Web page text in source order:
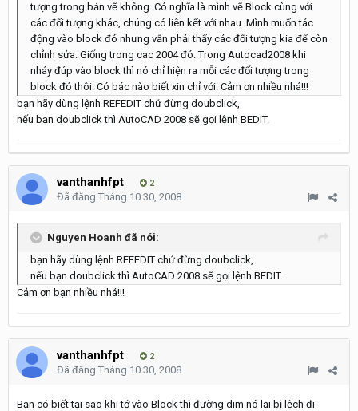
tượng trong bản vẽ không. Có nghĩa là mình vẽ Block cùng với
các đối tượng khác, chúng có liên kết với nhau. Mình muốn tác
động vào block đó nhưng vẫn phải thấy các đối tượng kia để còn
chỉnh sửa. Giống trong cac 2004 đó. Trong Autocad2008 khi
nháy đúp vào block thì nó chỉ hiện ra mỗi các đối tượng trong
block đó thôi. Có bác nào biết xin chỉ với. Cảm ơn nhiều nhá!!!
bạn hãy dùng lệnh REFEDIT chứ đừng doubclick,
nếu bạn doubclick thì AutoCAD 2008 sẽ gọi lệnh BEDIT.
vanthanhfpt 2
Đã đăng Tháng 10 30, 2008
Nguyen Hoanh đã nói:
bạn hãy dùng lệnh REFEDIT chứ đừng doubclick,
nếu bạn doubclick thì AutoCAD 2008 sẽ gọi lệnh BEDIT.
Cảm ơn bạn nhiều nhá!!!
vanthanhfpt 2
Đã đăng Tháng 10 30, 2008
Bạn có biết tại sao khi tớ vào Block thì đường dim nó lại bị lệch đi